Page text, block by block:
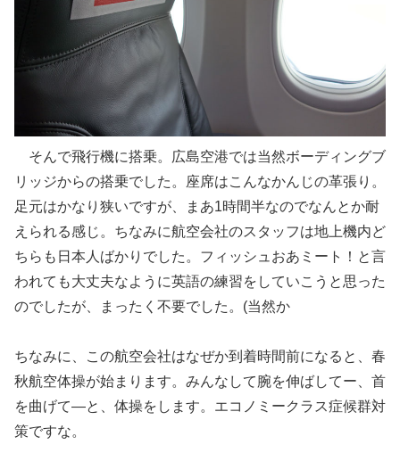
そんで飛行機に搭乗。広島空港では当然ボーディングブ
リッジからの搭乗でした。座席はこんなかんじの革張り。
足元はかなり狭いですが、まあ1時間半なのでなんとか耐
えられる感じ。ちなみに航空会社のスタッフは地上機内ど
ちらも日本人ばかりでした。フィッシュおあミート！と言
われても大丈夫なように英語の練習をしていこうと思った
のでしたが、まったく不要でした。(当然か
ちなみに、この航空会社はなぜか到着時間前になると、春
秋航空体操が始まります。みんなして腕を伸ばしてー、首
を曲げて―と、体操をします。エコノミークラス症候群対
策ですな。